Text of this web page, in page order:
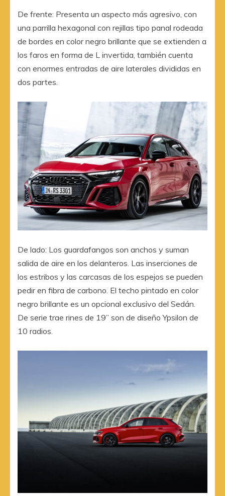
De frente: Presenta un aspecto más agresivo, con
una parrilla hexagonal con rejillas tipo panal rodeada
de bordes en color negro brillante que se extienden a
los faros en forma de L invertida, también cuenta
con enormes entradas de aire laterales divididas en
dos partes.
De lado: Los guardafangos son anchos y suman
salida de aire en los delanteros. Las inserciones de
los estribos y las carcasas de los espejos se pueden
pedir en fibra de carbono. El techo pintado en color
negro brillante es un opcional exclusivo del Sedán.
De serie trae rines de 19” son de diseño Ypsilon de
10 radios.